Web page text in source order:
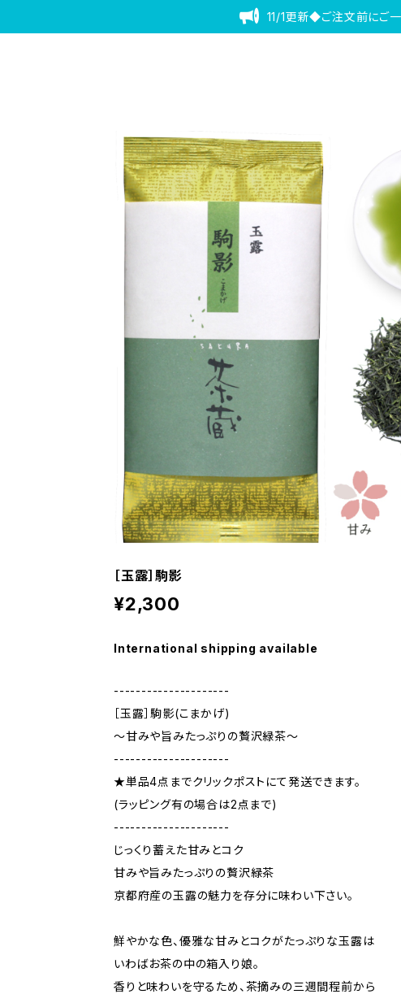
11/1更新◆ご注文前にご
［玉露］駒影
¥2,300
International shipping available
---------------------
［玉露］駒影(こまかげ)
～甘みや旨みたっぷりの贅沢緑茶～
---------------------
★単品4点までクリックポストにて発送できます。
(ラッピング有の場合は2点まで)
---------------------
じっくり蓄えた甘みとコク
甘みや旨みたっぷりの贅沢緑茶
京都府産の玉露の魅力を存分に味わい下さい。
鮮やかな色、優雅な甘みとコクがたっぷりな玉露は
いわばお茶の中の箱入り娘。
香りと味わいを守るため、茶摘みの三週間程前から